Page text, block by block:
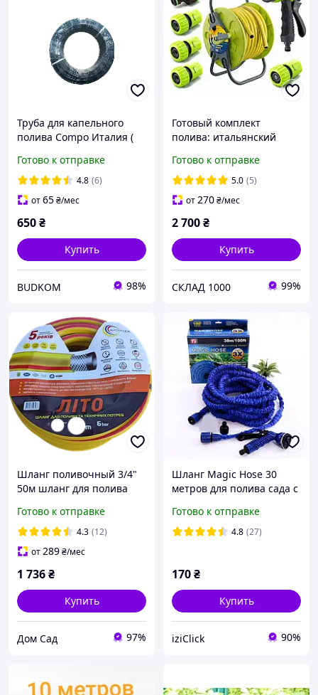
Труба для капельного
полива Compo Италия (
100м
Готово к отправке
4.8 (6)
от65₴/мес
650₴
Купить
BUDKOM 98%
Готовый комплект
полива: итальянский
пистолет и фитинги
Готово к отправке
5.0 (5)
от270₴/мес
2 700₴
Купить
СКЛАД 1000 99%
Шланг поливочный 3/4"
50м шланг для полива
Готово к отправке
4.3 (12)
от289₴/мес
1 736₴
Купить
Дом Сад 97%
Шланг Magic Hose 30
метров для полива сада с
Топ продаж
Готово к отправке
4.8 (27)
170₴
Купить
iziClick 90%